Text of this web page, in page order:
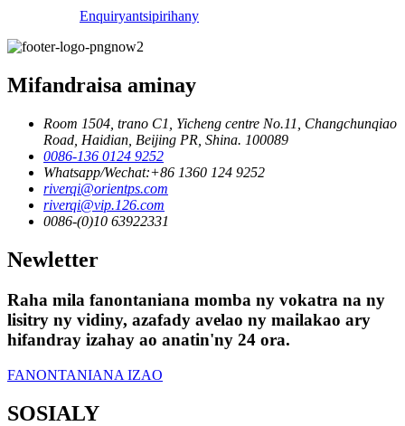
Enquiryantsipirihany
Mifandraisa aminay
Room 1504, trano C1, Yicheng centre No.11, Changchunqiao
Road, Haidian, Beijing PR, Shina. 100089
0086-136 0124 9252
Whatsapp/Wechat:+86 1360 124 9252
riverqi@orientps.com
riverqi@vip.126.com
0086-(0)10 63922331
Newletter
Raha mila fanontaniana momba ny vokatra na ny
lisitry ny vidiny, azafady avelao ny mailakao ary
hifandray izahay ao anatin'ny 24 ora.
FANONTANIANA IZAO
SOSIALY